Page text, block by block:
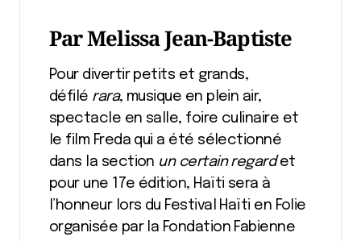
Par Melissa Jean-Baptiste
Pour divertir petits et grands,
défilé rara, musique en plein air,
spectacle en salle, foire culinaire et
le film Freda qui a été sélectionné
dans la section un certain regardet
pour une 17e édition, Haïti sera à
l’honneur lors du Festival Haïti en Folie
organisée par la Fondation Fabienne